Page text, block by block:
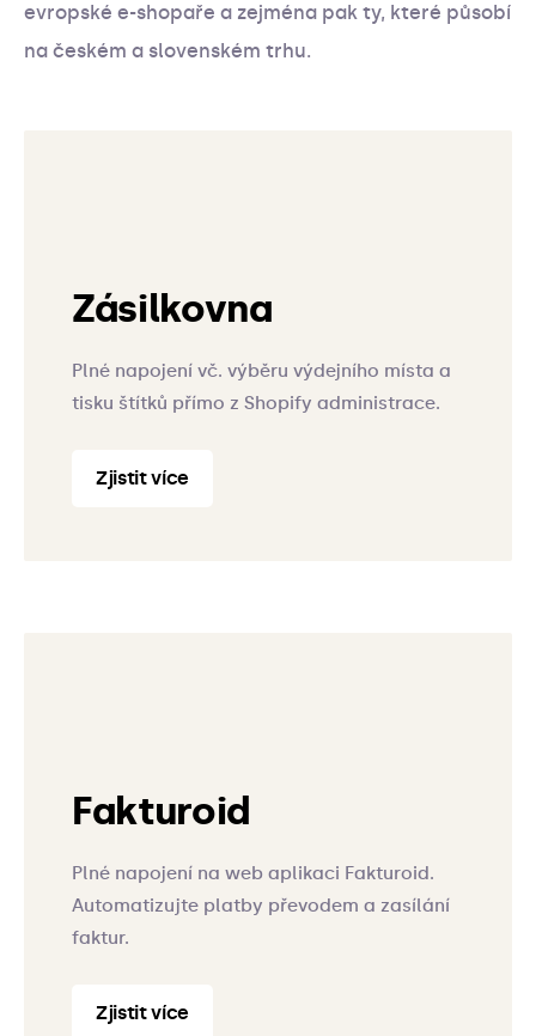
evropské e-shopaře a zejména pak ty, které působí
na českém a slovenském trhu.
Zásilkovna
Plné napojení vč. výběru výdejního místa a
tisku štítků přímo z Shopify administrace.
Zjistit více
Fakturoid
Plné napojení na web aplikaci Fakturoid.
Automatizujte platby převodem a zasílání
faktur.
Zjistit více